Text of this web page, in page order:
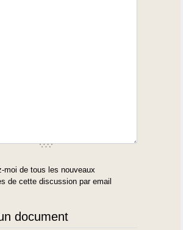
moi de tous les nouveaux
de cette discussion par email
document